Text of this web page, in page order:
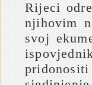
Rijeci
njihovim
svoj